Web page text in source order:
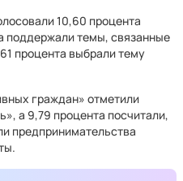
10,60 процента
поддержали темы, связанные
процента выбрали тему
граждан» отметили
а 9,79 процента посчитали,
предпринимательства